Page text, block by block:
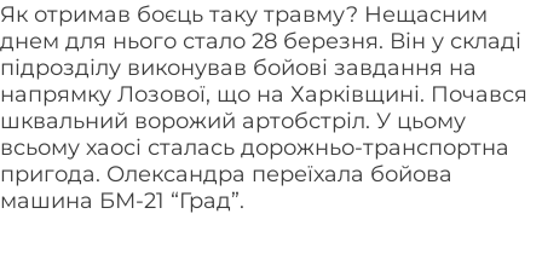
Як отримав боєць таку травму? Нещасним
днем для нього стало 28 березня. Він у складі
підрозділу виконував бойові завдання на
напрямку Лозової, що на Харківщині. Почався
шквальний ворожий артобстріл. У цьому
всьому хаосі сталась дорожньо-транспортна
пригода. Олександра переїхала бойова
машина БМ-21 “Град”.